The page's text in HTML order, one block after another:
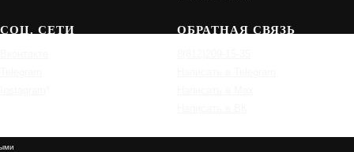
СОЦ. СЕТИ ОБРАТНАЯ СВЯЗЬ